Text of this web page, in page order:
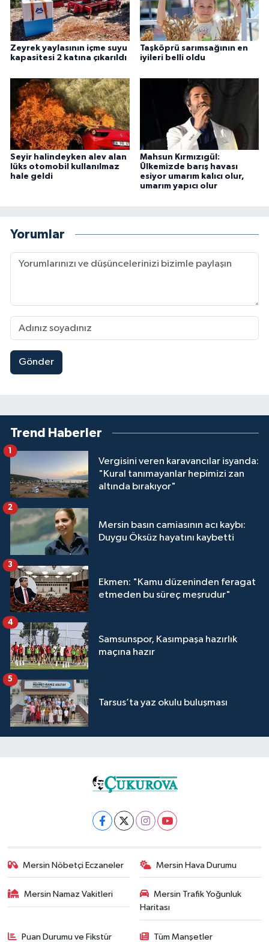
Zeyrek yaylasının içme suyu
kapasitesi 2 katına çıkarıldı
Taşköprü sarımsağının en
iyileri belli oldu
Seyir halindeyken alev alan
lüks otomobil kullanılmaz
hale geldi
Mahsun Kırmızıgül:
Ülkemizde barış havası
esiyor umarım kalıcı olur,
umarım yapıcı olur
Yorumlar
Gönder
Trend Haberler
Vergisini veren karavancılar isyanda:
"Kural tanımayanlar hepimizi zan
altında bırakıyor"
1
Mersin basın camiasının acı kaybı:
Duygu Öksüz hayatını kaybetti
2
Ekmen: "Kamu düzeninden feragat
etmeden bu süreç meşrudur"
3
Samsunspor, Kasımpaşa hazırlık
maçına hazır
4
Tarsus’ta yaz okulu buluşması
5
Mersin Nöbetçi Eczaneler Mersin Hava Durumu
Mersin Namaz Vakitleri
Mersin Trafik Yoğunluk
Haritası
Puan Durumu ve Fikstür Tüm Manşetler